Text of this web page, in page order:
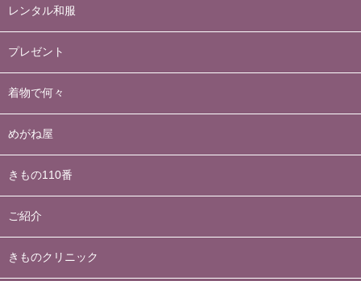
レンタル和服
プレゼント
着物で何々
めがね屋
きもの110番
ご紹介
きものクリニック